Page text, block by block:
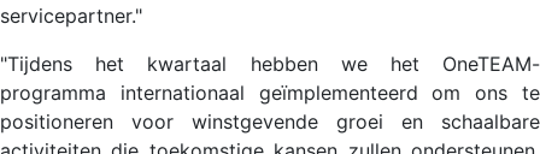
servicepartner."
"Tijdens het kwartaal hebben we het OneTEAM-
programma internationaal geïmplementeerd om ons te
positioneren voor winstgevende groei en schaalbare